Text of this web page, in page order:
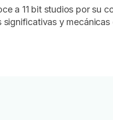
a 11 bit studios por su
significativas y